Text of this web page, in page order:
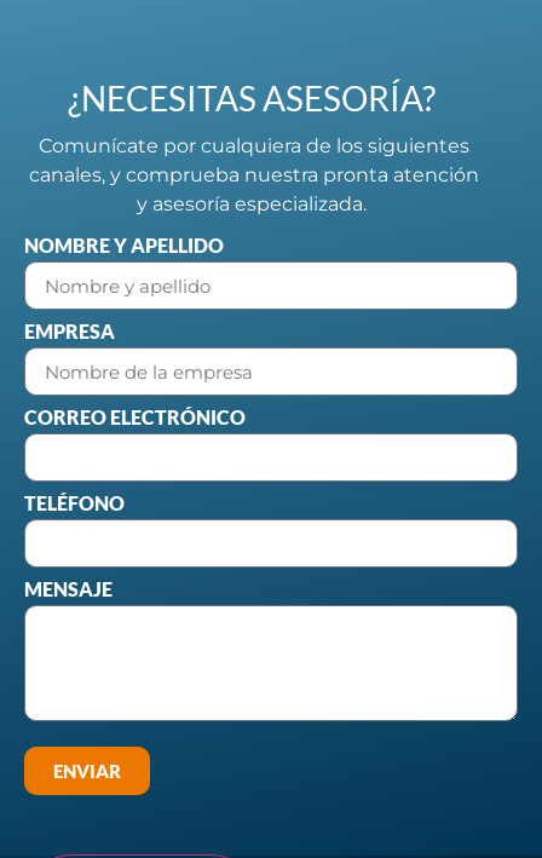
¿NECESITAS ASESORÍA?
Comunícate por cualquiera de los siguientes
canales, y comprueba nuestra pronta atención
y asesoría especializada.
NOMBRE Y APELLIDO
EMPRESA
CORREO ELECTRÓNICO
TELÉFONO
MENSAJE
ENVIAR